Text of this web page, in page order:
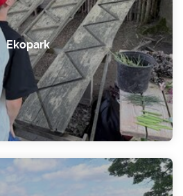
Ekopark